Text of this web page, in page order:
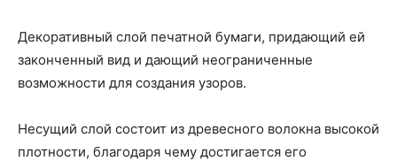
Декоративный слой печатной бумаги, придающий ей
законченный вид и дающий неограниченные
возможности для создания узоров.
Несущий слой состоит из древесного волокна высокой
плотности, благодаря чему достигается его